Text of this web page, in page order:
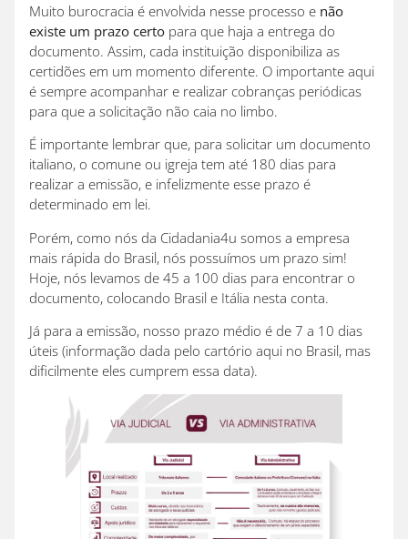
Muito burocracia é envolvida nesse processo e não
existe um prazo certo para que haja a entrega do
documento. Assim, cada instituição disponibiliza as
certidões em um momento diferente. O importante aqui
é sempre acompanhar e realizar cobranças periódicas
para que a solicitação não caia no limbo.
É importante lembrar que, para solicitar um documento
italiano, o comune ou igreja tem até 180 dias para
realizar a emissão, e infelizmente esse prazo é
determinado em lei.
Porém, como nós da Cidadania4u somos a empresa
mais rápida do Brasil, nós possuímos um prazo sim!
Hoje, nós levamos de 45 a 100 dias para encontrar o
documento, colocando Brasil e Itália nesta conta.
Já para a emissão, nosso prazo médio é de 7 a 10 dias
úteis (informação dada pelo cartório aqui no Brasil, mas
dificilmente eles cumprem essa data).